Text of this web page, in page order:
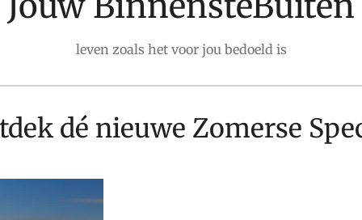
leven zoals het voor jou bedoeld is
dé nieuwe Zomerse